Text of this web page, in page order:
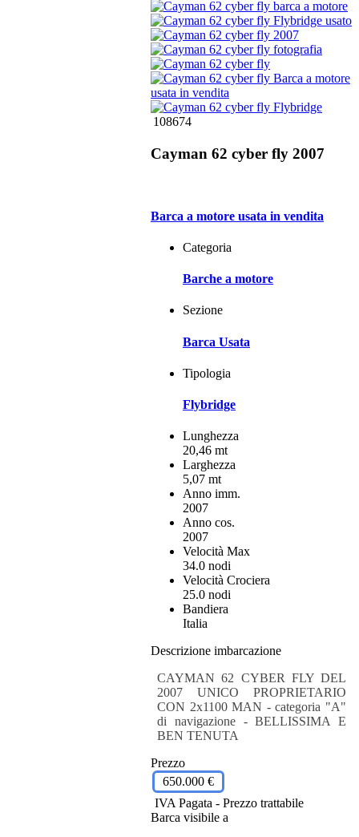
108674
Cayman 62 cyber fly 2007
Barca a motore usata in vendita
Categoria
Barche a motore
Sezione
Barca Usata
Tipologia
Flybridge
Lunghezza
20,46 mt
Larghezza
5,07 mt
Anno imm.
2007
Anno cos.
2007
Velocità Max
34.0 nodi
Velocità Crociera
25.0 nodi
Bandiera
Italia
Descrizione imbarcazione
CAYMAN 62 CYBER FLY DEL
2007 UNICO PROPRIETARIO
CON 2x1100 MAN - categoria "A"
di navigazione - BELLISSIMA E
BEN TENUTA
Prezzo
650.000 €
IVA Pagata - Prezzo trattabile
Barca visibile a